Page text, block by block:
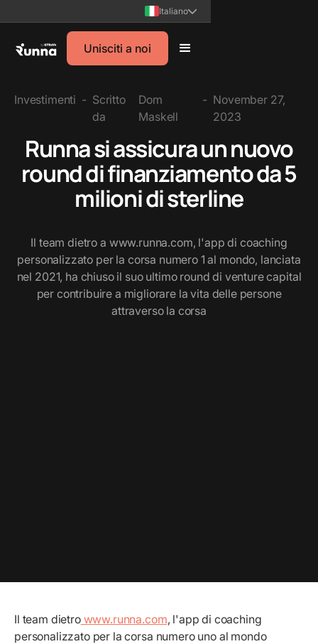
Italiano
Unisciti a noi
Investimenti - Scritto
da
Dom
Maskell
- November 27,
2023
Runna si assicura un nuovo
round di finanziamento da 5
milioni di sterline
Il team dietro a www.runna.com, l'app di coaching
personalizzato per la corsa numero 1 al mondo, lanciata
nel 2021, ha chiuso il suo ultimo round di venture capital
per contribuire a migliorare la vita delle persone
attraverso la corsa
Il team dietrowww.runna.com, l'app di coaching
personalizzato per la corsa numero uno al mondo